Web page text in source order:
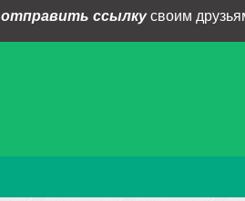
отправить ссылкусвоим